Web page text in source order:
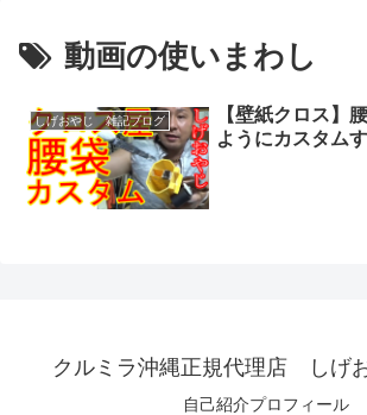
動画の使いまわし
しげおやじ 雑記ブログ
【壁紙クロス】
ようにカスタム
クルミラ沖縄正規代理店 しげ
自己紹介プロフィール